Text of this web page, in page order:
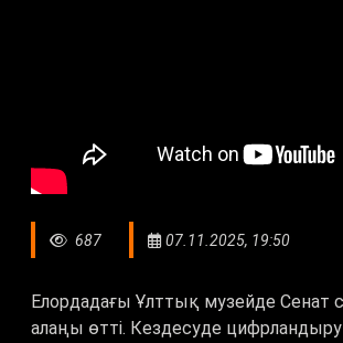
687 07.11.2025, 19:50
Елордадағы Ұлттық музейде Сенат
алаңы өтті. Кездесуде